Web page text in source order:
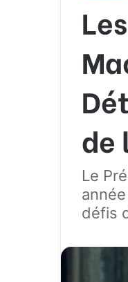
de
Le
défis